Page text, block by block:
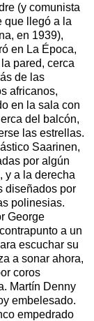
(y comunista
que llegó a la
en 1939),
en La Época,
pared, cerca
de las
africanos,
en la sala con
del balcón,
las estrellas.
Saarinen,
por algún
y a la derecha
diseñados por
polinesias.
George
a un
escuchar su
a sonar ahora,
coros
Martín Denny
embelesado.
empedrado